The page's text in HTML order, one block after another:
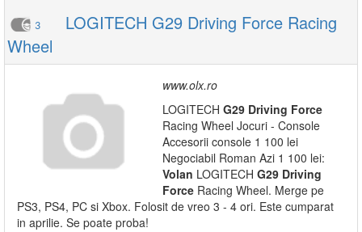
3
LOGITECH G29 Driving Force Racing
Wheel
www.olx.ro
LOGITECH G29 Driving Force
Racing Wheel Jocuri - Console
Accesorii console 1 100 lei
Negociabil Roman Azi 1 100 lei:
Volan LOGITECH G29 Driving
Force Racing Wheel. Merge pe
PS3, PS4, PC si Xbox. Folosit de vreo 3 - 4 ori. Este cumparat
in aprilie. Se poate proba!